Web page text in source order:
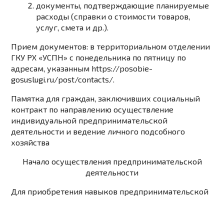
документы, подтверждающие планируемые
расходы (справки о стоимости товаров,
услуг, смета и др.).
Прием документов: в территориальном отделении
ГКУ РХ «УСПН» с понедельника по пятницу по
адресам, указанным https://posobie-
gosuslugi.ru/post/contacts/.
Памятка для граждан, заключивших социальный
контракт по направлению осуществление
индивидуальной предпринимательской
деятельности и ведение личного подсобного
хозяйства
Начало осуществления предпринимательской
деятельности
Для приобретения навыков предпринимательской